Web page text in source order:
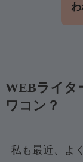
WEBライタ
ワコン？
私も最近、よ